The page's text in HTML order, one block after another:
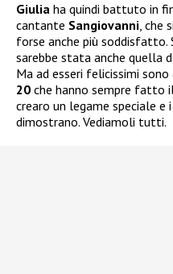
Giulia ha quindi battuto in
cantante Sangiovanni, che
forse anche più soddisfatto.
sarebbe stata anche quella
Ma ad esseri felicissimi
20 che hanno sempre fatto
crearo un legame speciale
dimostrano. Vediamoli tutti.